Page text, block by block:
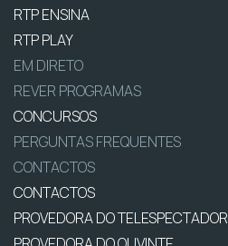
RTP ENSINA
RTP PLAY
EM DIRETO
REVER PROGRAMAS
CONCURSOS
PERGUNTAS FREQUENTES
CONTACTOS
CONTACTOS
PROVEDORA DO TELESPECTADOR